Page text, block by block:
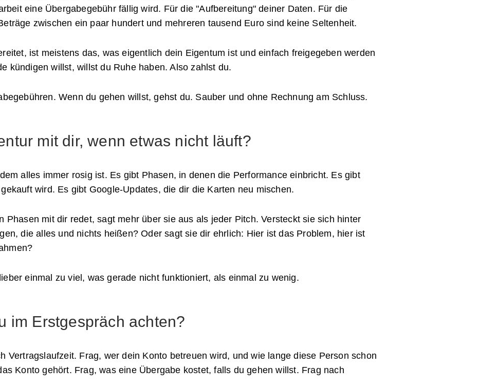
eine Übergabegebühr fällig wird. Für die "Aufbereitung" deiner Daten. Für die
zwischen ein paar hundert und mehreren tausend Euro sind keine Seltenheit.
ist meistens das, was eigentlich dein Eigentum ist und einfach freigegeben werden
kündigen willst, willst du Ruhe haben. Also zahlst du.
Wenn du gehen willst, gehst du. Sauber und ohne Rechnung am Schluss.
mit dir, wenn etwas nicht läuft?
alles immer rosig ist. Es gibt Phasen, in denen die Performance einbricht. Es gibt
wird. Es gibt Google-Updates, die dir die Karten neu mischen.
Phasen mit dir redet, sagt mehr über sie aus als jeder Pitch. Versteckt sie sich hinter
die alles und nichts heißen? Oder sagt sie dir ehrlich: Hier ist das Problem, hier ist
einmal zu viel, was gerade nicht funktioniert, als einmal zu wenig.
im Erstgespräch achten?
Vertragslaufzeit. Frag, wer dein Konto betreuen wird, und wie lange diese Person schon
Konto gehört. Frag, was eine Übergabe kostet, falls du gehen willst. Frag nach